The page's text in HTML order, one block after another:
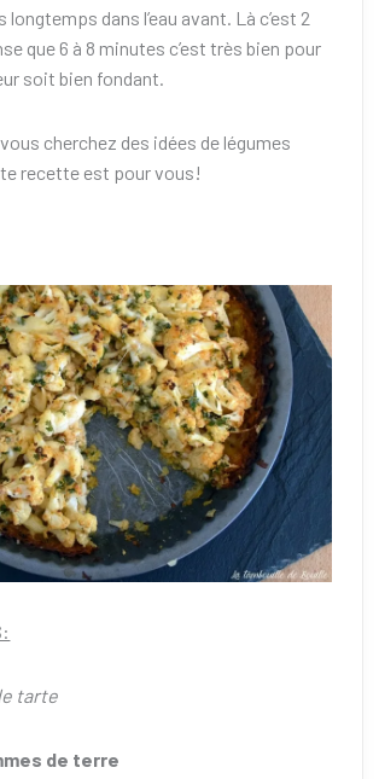
dans l’eau avant. Là c’est 2
que 6 à 8 minutes c’est très bien pour
soit bien fondant.
cherchez des idées de légumes
recette est pour vous!
tarte
de terre